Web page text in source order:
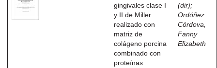
gingivales clase I
y II de Miller
realizado con
matriz de
colágeno porcina
combinado con
proteínas
(dir);
Ordóñez
Córdova,
Fanny
Elizabeth